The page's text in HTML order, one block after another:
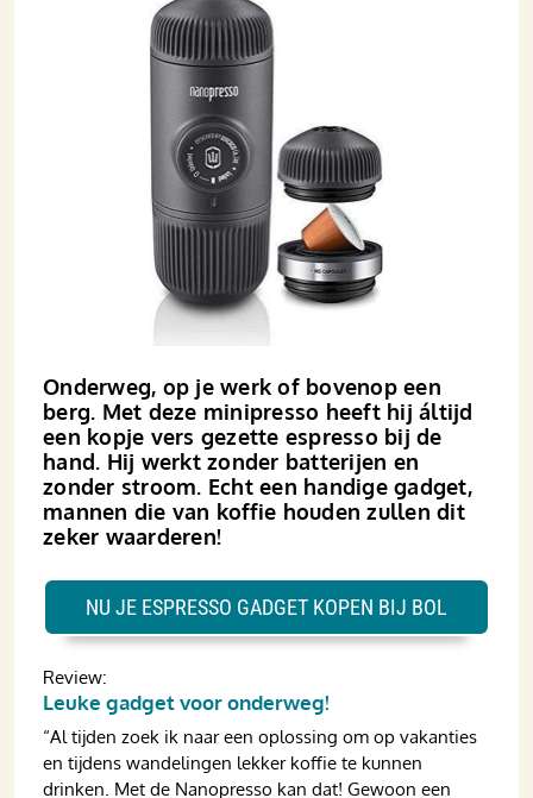
Onderweg, op je werk of bovenop een
berg. Met deze mini­­presso heeft hij áltijd
een kopje vers gezette espresso bij de
hand. Hij werkt zonder batterijen en
zonder stroom. Echt een handige gadget,
mannen die van koffie houden zullen dit
zeker waarderen!
Review:
Leuke gadget voor onderweg!
“Al tijden zoek ik naar een oplossing om op vakanties
en tijdens wandelingen lekker koffie te kunnen
drinken. Met de Nanopresso kan dat! Gewoon een
NU JE ESPRESSO GADGET KOPEN BIJ BOL